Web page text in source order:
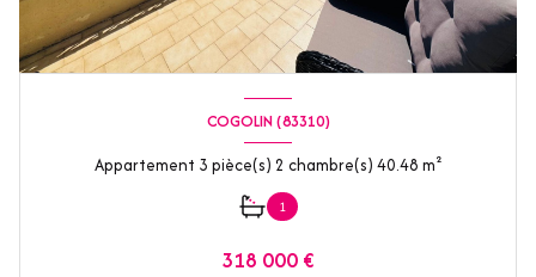
COGOLIN (83310)
Appartement 3 pièce(s) 2 chambre(s) 40.48 m²
1
318 000 €